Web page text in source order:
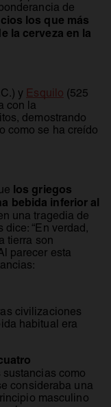
de
los que más
la cerveza en la
nueva
y Esquilo se abre
(525
con la
demostrando
como se ha creído
los griegos
bebida inferior al
una tragedia de
“En verdad,
tierra son
parecer esta
civilizaciones
habitual era
como
consideraba una
masculino